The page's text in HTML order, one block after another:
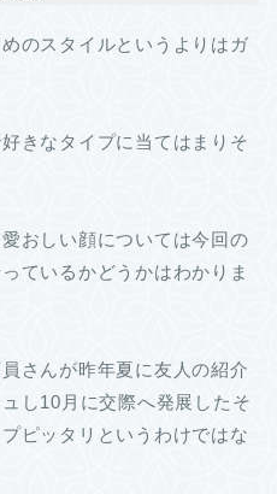
のスタイルというよりはガ
きなタイプに当てはまりそ
おしい顔については今回の
ているかどうかはわかりま
さんが昨年夏に友人の紹介
し10月に交際へ発展したそ
ピッタリというわけではな